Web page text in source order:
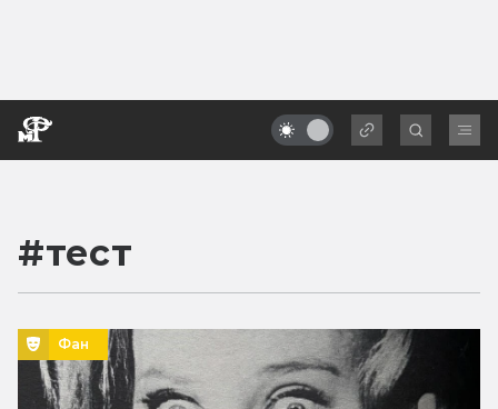
#тест
Фан